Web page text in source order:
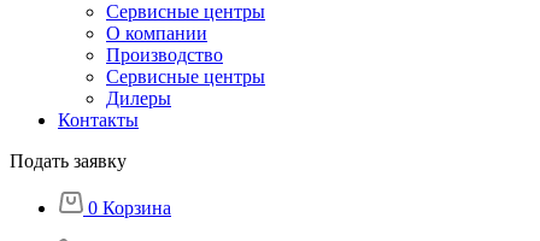
Сервисные центры
О компании
Производство
Сервисные центры
Дилеры
Контакты
Подать заявку
0 Корзина